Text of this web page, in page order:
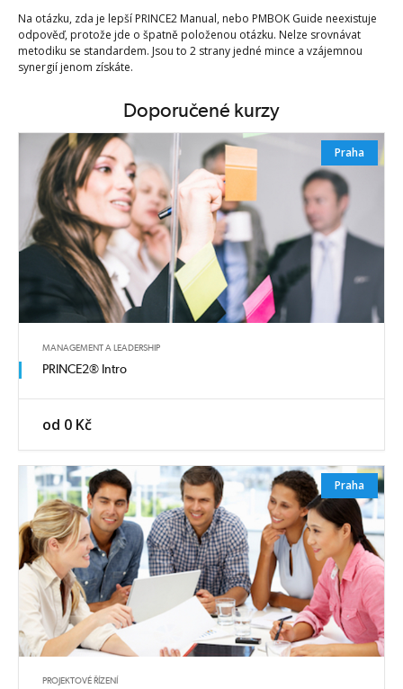
Na otázku, zda je lepší PRINCE2 Manual, nebo PMBOK Guide neexistuje
odpověď, protože jde o špatně položenou otázku. Nelze srovnávat
metodiku se standardem. Jsou to 2 strany jedné mince a vzájemnou
synergií jenom získáte.
Doporučené kurzy
Praha
MANAGEMENT A LEADERSHIP
PRINCE2® Intro
od 0 Kč
Praha
PROJEKTOVÉ ŘÍZENÍ